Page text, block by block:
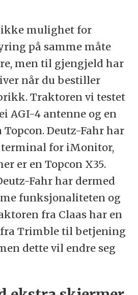
mulighet for
på samme måte
men til gjengjeld har
når du bestiller
Traktoren vi testet
AGI-4 antenne og en
Deutz-Fahr har
for iMonitor,
er en Topcon X35.
Fahr har dermed
funksjonaliteten og
fra Claas har en
Trimble til betjening
dette vil endre seg